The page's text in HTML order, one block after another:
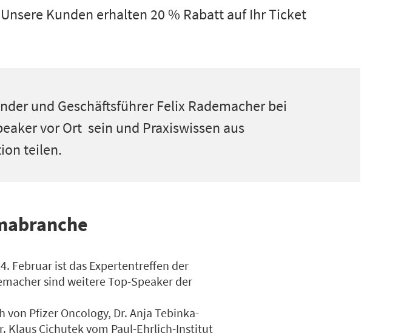
Unsere Kunden erhalten 20 % Rabatt auf Ihr Ticket
und Geschäftsführer Felix Rademacher bei
vor Ort sein und Praxiswissen aus
teilen.
Februar ist das Expertentreffen der
sind weitere Top-Speaker der
Pfizer Oncology, Dr. Anja Tebinka-
Klaus Cichutek vom Paul-Ehrlich-Institut